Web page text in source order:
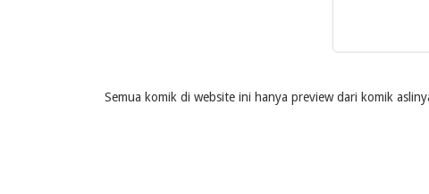
Semua komik di website ini hanya preview dari komik